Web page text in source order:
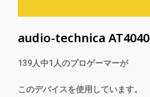
audio-technica AT4040
139人中1 人のプロゲーマーが
このデバイスを使用しています。